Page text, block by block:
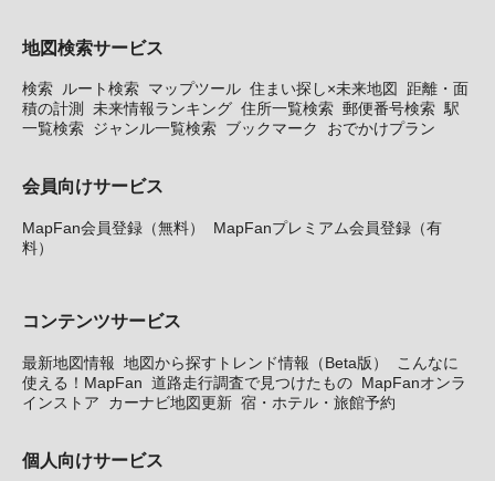
地図検索サービス
検索 ルート検索 マップツール 住まい探し×未来地図
距離・面
積の計測
未来情報ランキング 住所一覧検索 郵便番号検索 駅
一覧検索 ジャンル一覧検索 ブックマーク おでかけプラン
会員向けサービス
MapFan会員登録（無料）
MapFanプレミアム会員登録（有
料）
コンテンツサービス
最新地図情報 地図から探すトレンド情報（Beta版）
こんなに
使える！MapFan 道路走行調査で見つけたもの MapFanオンラ
インストア
カーナビ地図更新 宿・ホテル・旅館予約
個人向けサービス